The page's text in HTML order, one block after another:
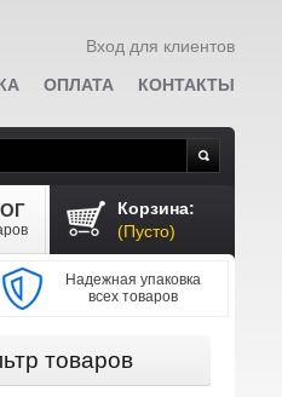
Вход для клиентов
Корзина:
(Пусто)
ОПЛАТА КОНТАКТЫ
Надежная упаковка
всех товаров
товаров